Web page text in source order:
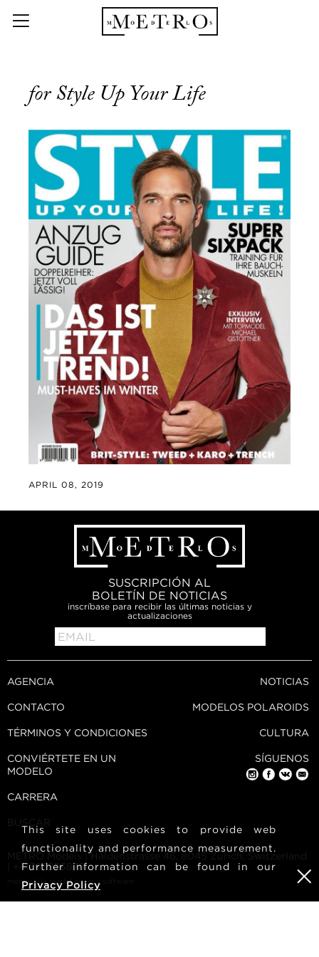
for Style Up Your Life
APRIL 08, 2019
SUSCRIPCIÓN AL
BOLETÍN DE NOTICIAS
inscríbase para recibir las últimas noticias y
actualizaciones
AGENCIA
CONTACTO
TÉRMINOS Y CONDICIONES
NOTICIAS
MODELOS POLAROIDS
CULTURA
CONVIÉRTETE EN UN
MODELO
CARRERA
BUSCAR
SÍGUENOS
METRO Models | Haldenstrasse 46, 8045 Zurich, Switzerland
| +41765233876
mediaslide model agency software
This site uses cookies to provide web
functionality and performance measurement.
Further information can be found in our
Privacy Policy